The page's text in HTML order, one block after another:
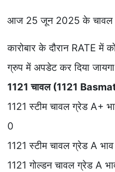
आज 25 जून 2025 के चावल
कारोबार के दौरान RATE में
ग्रुप में अपडेट कर दिया जायगा
1121 चावल (1121
1121 स्टीम चावल ग्रेड A+
0
1121 स्टीम चावल ग्रेड A
1121 गोल्डन चावल ग्रेड A